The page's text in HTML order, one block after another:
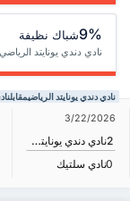
9%شباك نظيفة
نادي دندي يونايتد الرياضي
نادي دندي يونايتد
3/22/2026
نادي دندي يونايتد الرياضي
2
نادي سلتيك0